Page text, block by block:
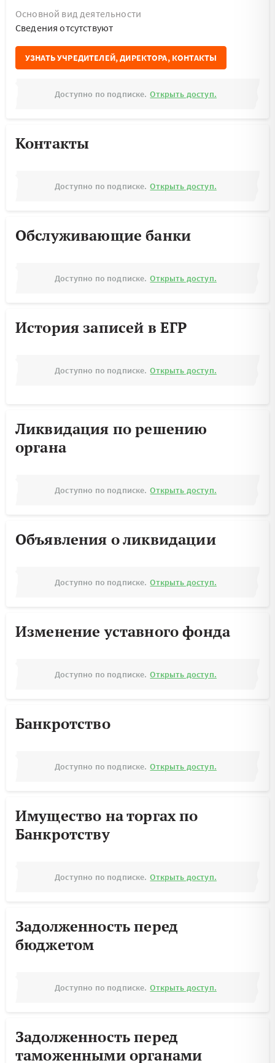
Основной вид деятельности
Cведения отсутствуют
УЗНАТЬ УЧРЕДИТЕЛЕЙ, ДИРЕКТОРА, КОНТАКТЫ
Доступно по подписке. Открыть доступ.
Контакты
Доступно по подписке. Открыть доступ.
Обслуживающие банки
Доступно по подписке. Открыть доступ.
История записей в ЕГР
Доступно по подписке. Открыть доступ.
Ликвидация по решению
органа
Доступно по подписке. Открыть доступ.
Объявления о ликвидации
Доступно по подписке. Открыть доступ.
Изменение уставного фонда
Доступно по подписке. Открыть доступ.
Банкротство
Доступно по подписке. Открыть доступ.
Имущество на торгах по
Банкротству
Доступно по подписке. Открыть доступ.
Задолженность перед
бюджетом
Доступно по подписке. Открыть доступ.
Задолженность перед
таможенными органами